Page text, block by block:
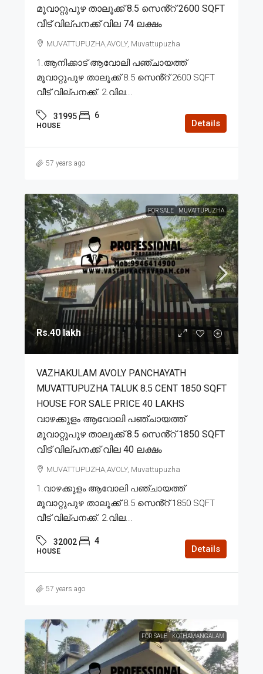
മൂവാറ്റുപുഴ താലൂക്ക് 8.5 സെൻ്റ് 2600 SQFT
വീട് വില്പനക്ക് വില 74 ലക്ഷം
MUVATTUPUZHA,AVOLY, Muvattupuzha
1.ആനിക്കാട് ആവോലി പഞ്ചായത്ത്
മൂവാറ്റുപുഴ താലൂക്ക് 8.5 സെൻ്റ് 2600 SQFT
വീട് വില്പനക്ക്. 2.വില...
31995 6
HOUSE Details
57 years ago
FOR SALE MUVATTUPUZHA
Rs.40 lakh
VAZHAKULAM AVOLY PANCHAYATH
MUVATTUPUZHA TALUK 8.5 CENT 1850 SQFT
HOUSE FOR SALE PRICE 40 LAKHS
വാഴക്കുളം ആവോലി പഞ്ചായത്ത്
മൂവാറ്റുപുഴ താലൂക്ക് 8.5 സെൻ്റ് 1850 SQFT
വീട് വില്പനക്ക് വില 40 ലക്ഷം
MUVATTUPUZHA,AVOLY, Muvattupuzha
1.വാഴക്കുളം ആവോലി പഞ്ചായത്ത്
മൂവാറ്റുപുഴ താലൂക്ക് 8.5 സെൻ്റ് 1850 SQFT
വീട് വില്പനക്ക്. 2.വില...
32002 4
HOUSE Details
57 years ago
FOR SALE KOTHAMANGALAM